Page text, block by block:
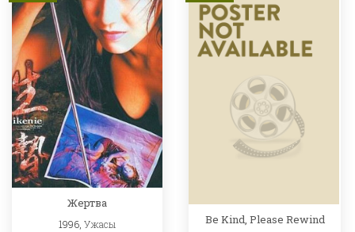
Жертва
1996, Ужасы Be Kind, Please Rewind